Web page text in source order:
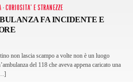
·CURIOSITA' E STRANEZZE
FA INCIDENTE E
non lascia scampo a volte non è un luogo
del 118 che aveva appena caricato una